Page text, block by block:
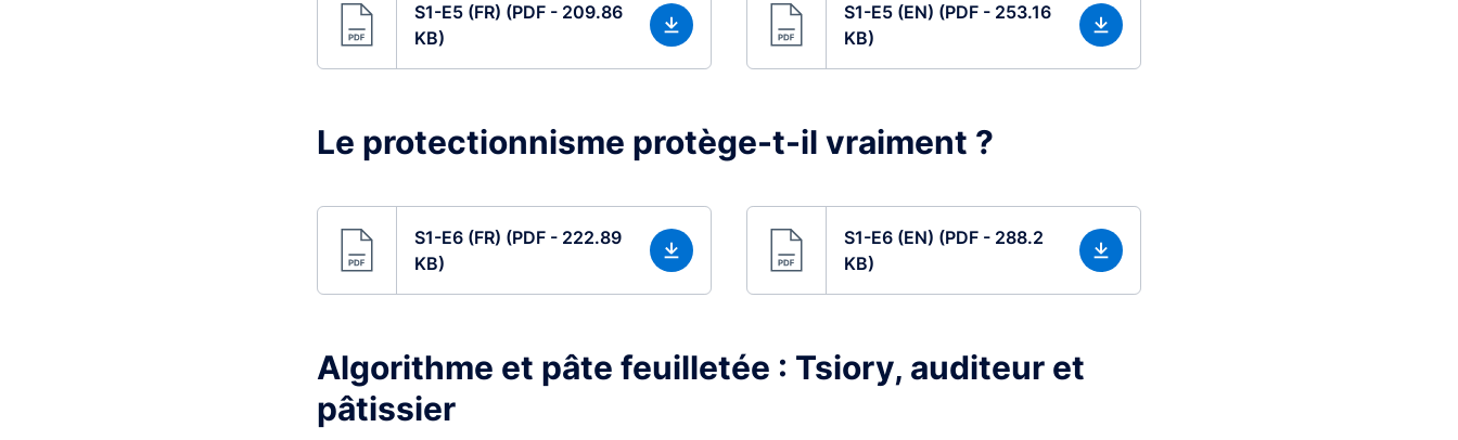
S1-E5 (FR) (PDF - 209.86
KB)
S1-E5 (EN) (PDF - 253.16
KB)
Le protectionnisme protège-t-il vraiment ?
S1-E6 (FR) (PDF - 222.89
KB)
S1-E6 (EN) (PDF - 288.2
KB)
Algorithme et pâte feuilletée : Tsiory, auditeur et
pâtissier